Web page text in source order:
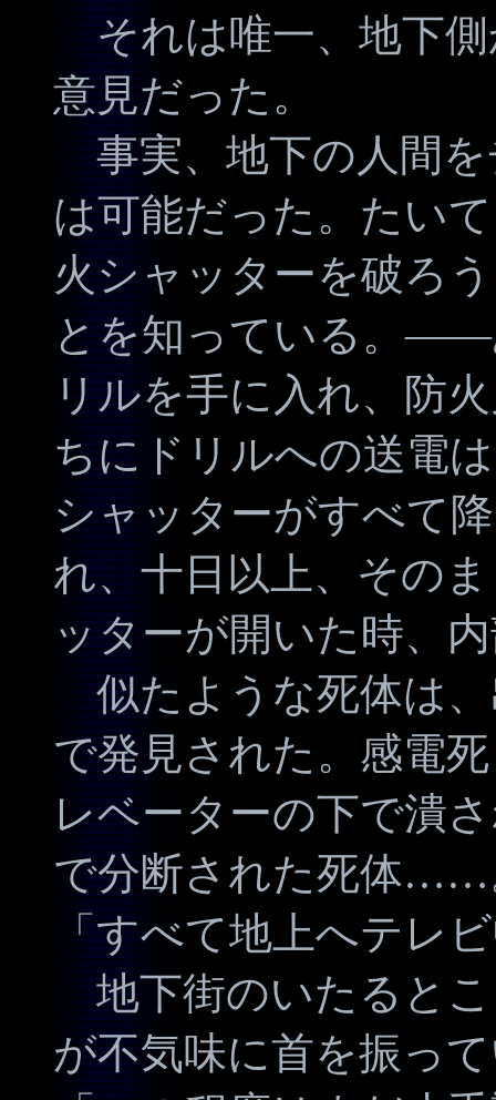
それは唯一、地下
意見だった。
事実、地下の人間
は可能だった。たい
火シャッターを破ろ
とを知っている。――
リルを手に入れ、防
ちにドリルへの送電
シャッターがすべて
れ、十日以上、その
ッターが開いた時、
似たような死体は
で発見された。感電
レベーターの下で潰
で分断された死体……
「すべて地上へテレ
地下街のいたると
が不気味に首を振っ